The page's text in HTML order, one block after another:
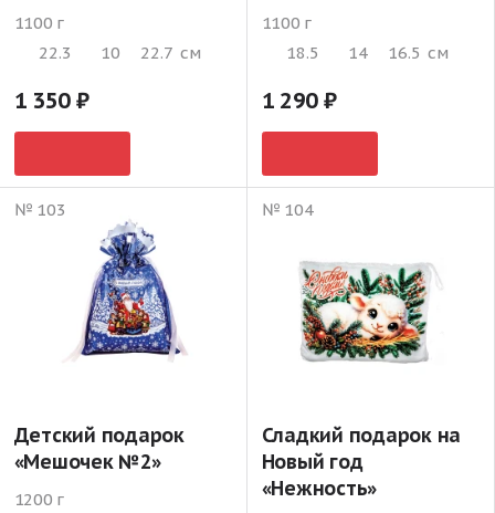
1100 г
22.3
10 22.7 см
1 350
1100 г
18.5
14 16.5 см
1 290
№ 103
Детский подарок
«Мешочек №2»
1200 г
№ 104
Сладкий подарок на
Новый год
«Нежность»